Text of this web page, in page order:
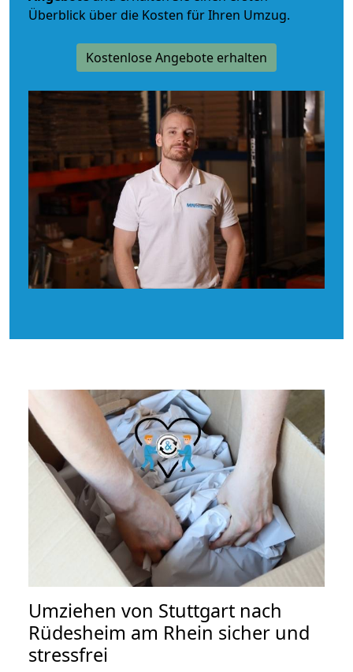
Überblick über die Kosten für Ihren Umzug.
Kostenlose Angebote erhalten
Umziehen von Stuttgart nach
Rüdesheim am Rhein sicher und
stressfrei